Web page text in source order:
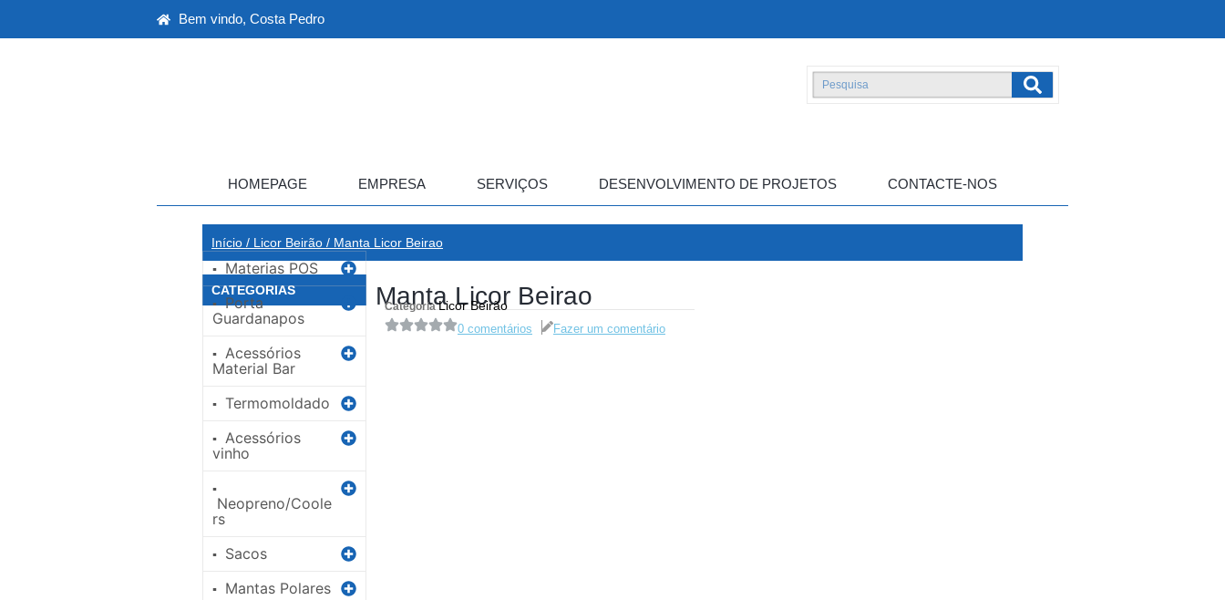
Bem vindo, Costa Pedro
HOMEPAGE EMPRESA SERVIÇOS DESENVOLVIMENTO DE PROJETOS CONTACTE-NOS
Início / Licor Beirão / Manta Licor Beirao
CATEGORIAS
▪ Materias POS
▪ Porta
Guardanapos
▪ Acessórios
Material Bar
▪ Termomoldado
▪ Acessórios
vinho
▪
Neopreno/Coole
rs
▪ Sacos
▪ Mantas Polares
Manta Licor Beirao
Categoria Licor Beirão
0 comentários Fazer um comentário